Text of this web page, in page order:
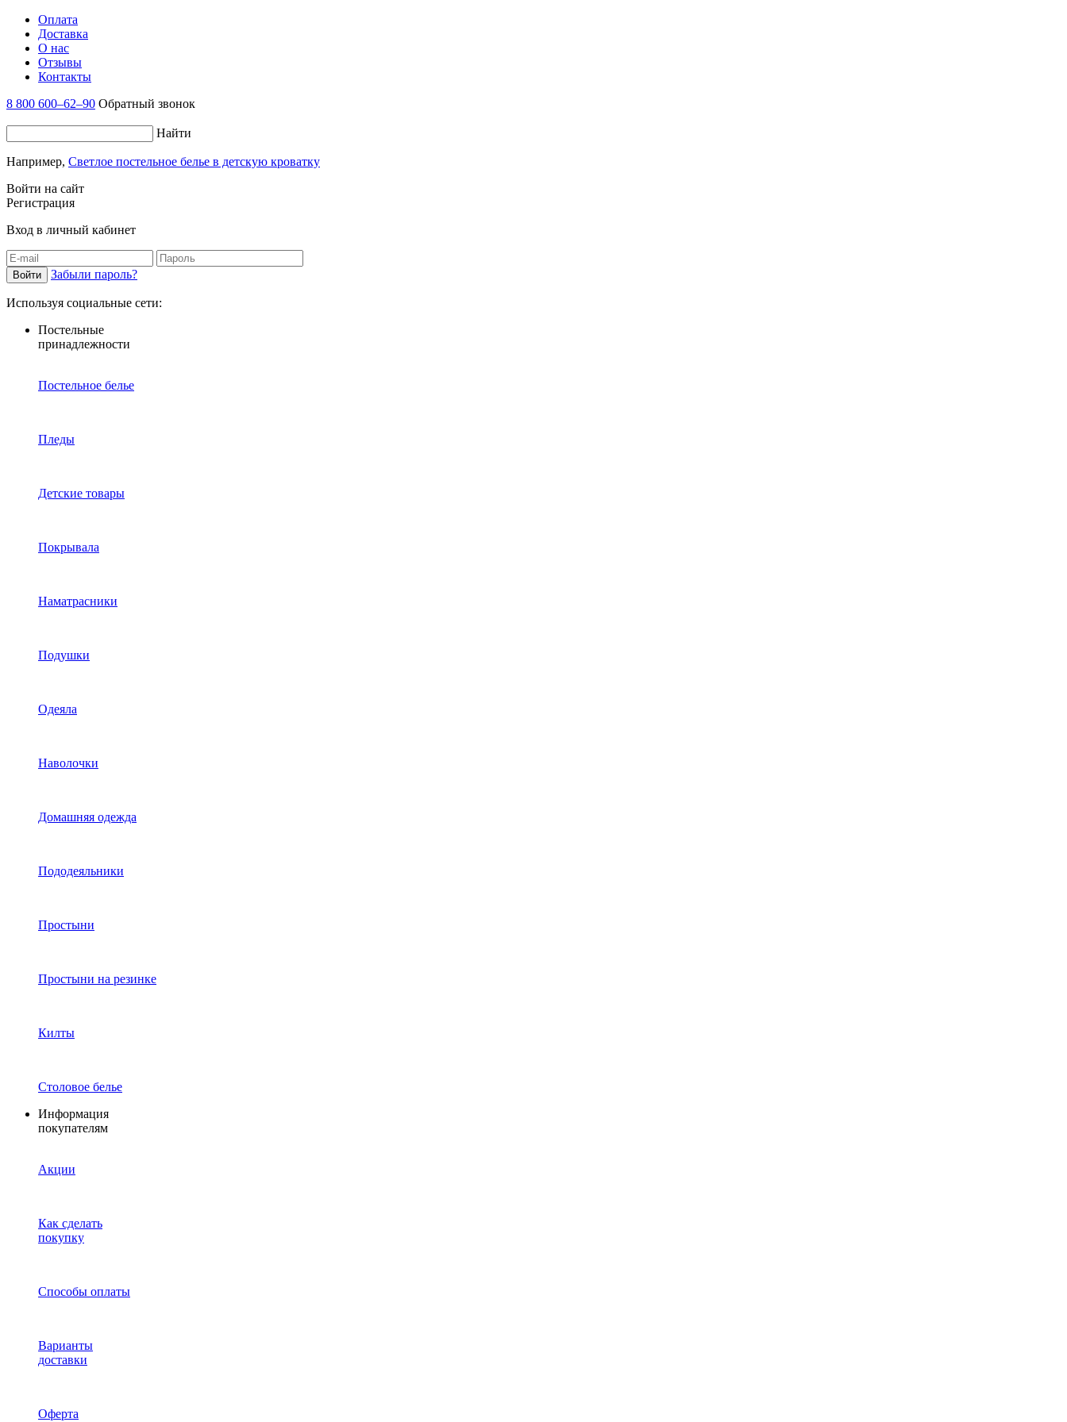
Оплата
Доставка
О нас
Отзывы
Контакты
8 800 600–62–90 Обратный звонок
Найти
Например, Светлое постельное белье в детскую кроватку
Войти на сайт
Регистрация
Вход в личный кабинет
Забыли пароль?
Используя социальные сети:
Постельные
принадлежности
Постельное белье
Пледы
Детские товары
Покрывала
Наматрасники
Подушки
Одеяла
Наволочки
Домашняя одежда
Пододеяльники
Простыни
Простыни на резинке
Килты
Столовое белье
Информация
покупателям
Акции
Как сделать
покупку
Способы оплаты
Варианты
доставки
Оферта